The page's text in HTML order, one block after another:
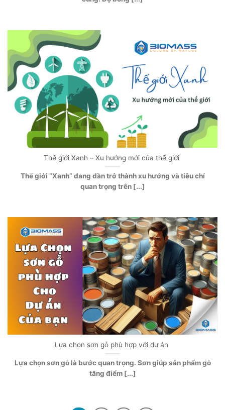
Thế giới Xanh – Xu hướng mới của thế giới
Thế giới “Xanh” đang dần trở thành xu hướng và tiêu chí
quan trọng trên [...]
Lựa chọn sơn gỗ phù hợp với dự án
Lựa chọn sơn gỗ là bước quan trọng. Sơn giúp sản phẩm gỗ
tăng điểm [...]